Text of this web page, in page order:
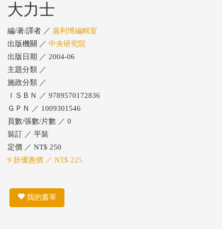
大力士
編/著/譯者 ／ 嘉利博編輯室
出版機關 ／ 中央研究院
出版日期 ／ 2004-06
主題分類 ／
施政分類 ／
ＩＳＢＮ ／ 9789570172836
ＧＰＮ ／ 1009301546
頁數/張數/片數 ／ 0
裝訂 ／ 平裝
定價 ／ NT$ 250
9 折優惠價 ／ NT$ 225
我的書單